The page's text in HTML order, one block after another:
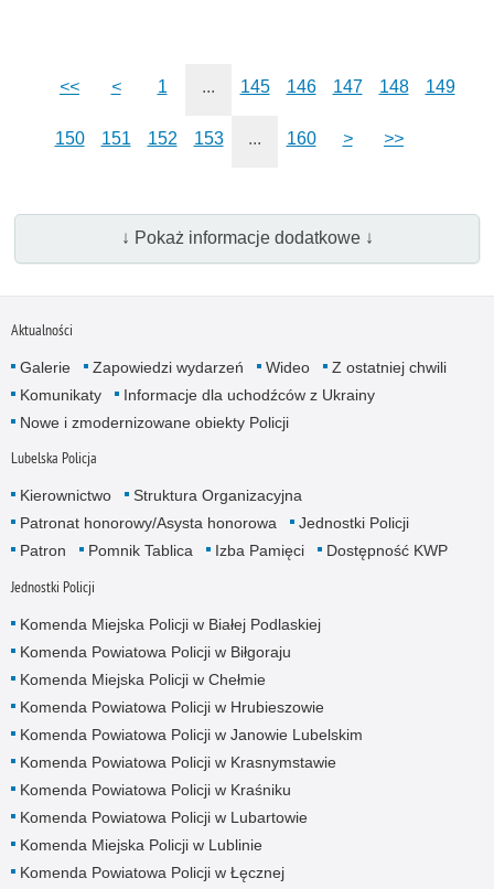
<< < 1 ... 145 146 147 148 149
150 151 152 153 ... 160 > >>
↓ Pokaż informacje dodatkowe ↓
Aktualności
Galerie Zapowiedzi wydarzeń Wideo
Z ostatniej chwili
Komunikaty
Informacje dla uchodźców z Ukrainy
Nowe i zmodernizowane obiekty Policji
Lubelska Policja
Kierownictwo
Struktura Organizacyjna
Patronat honorowy/Asysta honorowa
Jednostki Policji
Patron
Pomnik Tablica Izba Pamięci Dostępność KWP
Jednostki Policji
Komenda Miejska Policji w Białej Podlaskiej
Komenda Powiatowa Policji w Biłgoraju
Komenda Miejska Policji w Chełmie
Komenda Powiatowa Policji w Hrubieszowie
Komenda Powiatowa Policji w Janowie Lubelskim
Komenda Powiatowa Policji w Krasnymstawie
Komenda Powiatowa Policji w Kraśniku
Komenda Powiatowa Policji w Lubartowie
Komenda Miejska Policji w Lublinie
Komenda Powiatowa Policji w Łęcznej